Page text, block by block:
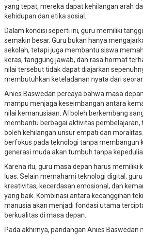
yang tepat, mereka dapat kehilangan arah
kehidupan dan etika sosial.
Dalam kondisi seperti ini, guru memiliki
semakin besar. Guru bukan hanya
sekolah, tetapi juga membantu siswa
keras, tanggung jawab, dan rasa hormat
nilai tersebut tidak dapat diajarkan
membutuhkan keteladanan nyata dari
Anies Baswedan percaya bahwa masa
mampu menjaga keseimbangan antara
nilai kemanusiaan. AI boleh berkembang
membantu berbagai aktivitas pembelajaran,
boleh kehilangan unsur empati dan
berfokus pada teknologi tanpa membangun
generasi muda akan tumbuh tanpa
Karena itu, guru masa depan harus memiliki
luas. Selain memahami teknologi digital,
kreativitas, kecerdasan emosional, dan
yang baik. Kombinasi antara kecanggihan
manusia akan menjadi fondasi utama
berkualitas di masa depan.
Pada akhirnya, pandangan Anies Baswedan